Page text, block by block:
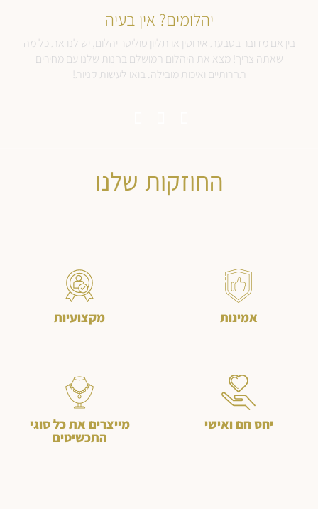
יהלומים? אין בעיה
בין אם מדובר בטבעת אירוסין או תליון סוליטר יהלום, יש לנו את כל מה
שאתה צריך! מצא את היהלום המושלם בחנות שלנו עם מחירים
תחרותיים ואיכות מובילה. בואו לעשות קניות!
החוזקות שלנו
אמינות מקצועיות
יחס חם ואישי
מייצרים את כל סוגי
התכשיטים